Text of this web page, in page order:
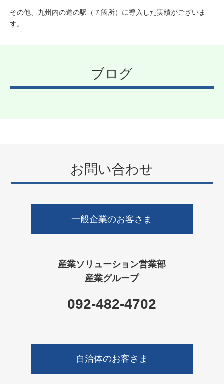
屋外に設置されたLED電光掲示板では、利用者へのお知らせ（文
字テロップ）を表示しています。
物産館、フードコート、１億円トイレなどがある「もみじ館」に
60型の大型ディスプレイを設置しています。
その他の導入実績
2021年8月 福岡県田川郡大任町「道の駅 おおとう桜街道」
2023年3月 福岡県大牟田市「道の駅 おおむた花ぷらす館」
ブログ